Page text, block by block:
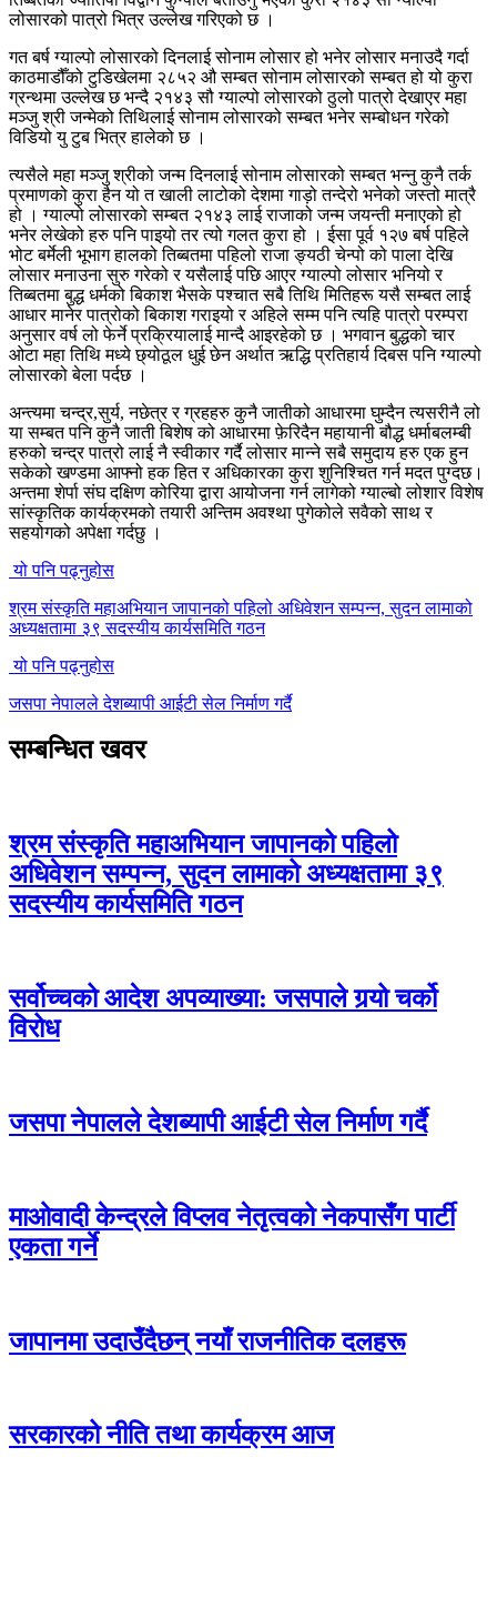
लोसारको पात्रो भित्र उल्लेख गरिएको छ ।
गत बर्ष ग्याल्पो लोसारको दिनलाई सोनाम लोसार हो भनेर लोसार मनाउदै गर्दा
काठमाडौँको टुडिखेलमा २८५२ औ सम्बत सोनाम लोसारको सम्बत हो यो कुरा
ग्रन्थमा उल्लेख छ भन्दै २१४३ सौ ग्याल्पो लोसारको ठुलो पात्रो देखाएर महा
मञ्जु श्री जन्मेको तिथिलाई सोनाम लोसारको सम्बत भनेर सम्बोधन गरेको
विडियो यु टुब भित्र हालेको छ ।
त्यसैले महा मञ्जु श्रीको जन्म दिनलाई सोनाम लोसारको सम्बत भन्नु कुनै तर्क
प्रमाणको कुरा हैन यो त खाली लाटोको देशमा गाड़ो तन्देरो भनेको जस्तो मात्रै
हो । ग्याल्पो लोसारको सम्बत २१४३ लाई राजाको जन्म जयन्ती मनाएको हो
भनेर लेखेको हरु पनि पाइयो तर त्यो गलत कुरा हो । ईसा पूर्व १२७ बर्ष पहिले
भोट बर्मेली भूभाग हालको तिब्बतमा पहिलो राजा ङ्यठी चेन्पो को पाला देखि
लोसार मनाउना सुरु गरेको र यसैलाई पछि आएर ग्याल्पो लोसार भनियो र
तिब्बतमा बुद्ध धर्मको बिकाश भैसके पश्चात सबै तिथि मितिहरू यसै सम्बत लाई
आधार मानेर पात्रोको बिकाश गराइयो र अहिले सम्म पनि त्यहि पात्रो परम्परा
अनुसार वर्ष लो फेर्ने प्रक्रियालाई मान्दै आइरहेको छ । भगवान बुद्धको चार
ओटा महा तिथि मध्ये छ्योठूल धुई छेन अर्थात ऋद्धि प्रतिहार्य दिबस पनि ग्याल्पो
लोसारको बेला पर्दछ ।
अन्त्यमा चन्द्र,सुर्य, नछेत्र र ग्रहहरु कुनै जातीको आधारमा घुम्दैन त्यसरीनै लो
या सम्बत पनि कुनै जाती बिशेष को आधारमा फ़ेरिदैन महायानी बौद्ध धर्माबलम्बी
हरुको चन्द्र पात्रो लाई नै स्वीकार गर्दै लोसार मान्ने सबै समुदाय हरु एक हुन
सकेको खण्डमा आफ्नो हक हित र अधिकारका कुरा शुनिश्चित गर्न मदत पुग्दछ।
अन्तमा शेर्पा संघ दक्षिण कोरिया द्वारा आयोजना गर्न लागेको ग्याल्बो लोशार विशेष
सांस्कृतिक कार्यक्रमको तयारी अन्तिम अवश्था पुगेकोले सवैको साथ र
सहयोगको अपेक्षा गर्दछु ।
यो पनि पढ्नुहोस
श्रम संस्कृति महाअभियान जापानको पहिलो अधिवेशन सम्पन्न, सुदन लामाको
अध्यक्षतामा ३९ सदस्यीय कार्यसमिति गठन
यो पनि पढ्नुहोस
जसपा नेपालले देशब्यापी आईटी सेल निर्माण गर्दै
सम्बन्धित खवर
श्रम संस्कृति महाअभियान जापानको पहिलो
अधिवेशन सम्पन्न, सुदन लामाको अध्यक्षतामा ३९
सदस्यीय कार्यसमिति गठन
सर्वोच्चको आदेश अपव्याख्या: जसपाले गर्‍यो चर्को
विरोध
जसपा नेपालले देशब्यापी आईटी सेल निर्माण गर्दै
माओवादी केन्द्रले विप्लव नेतृत्वको नेकपासँग पार्टी
एकता गर्ने
जापानमा उदाउँदैछन् नयाँ राजनीतिक दलहरू
सरकारको नीति तथा कार्यक्रम आज